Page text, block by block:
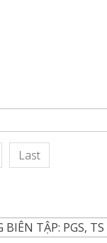
Last
BIÊN TẬP: PGS, TS